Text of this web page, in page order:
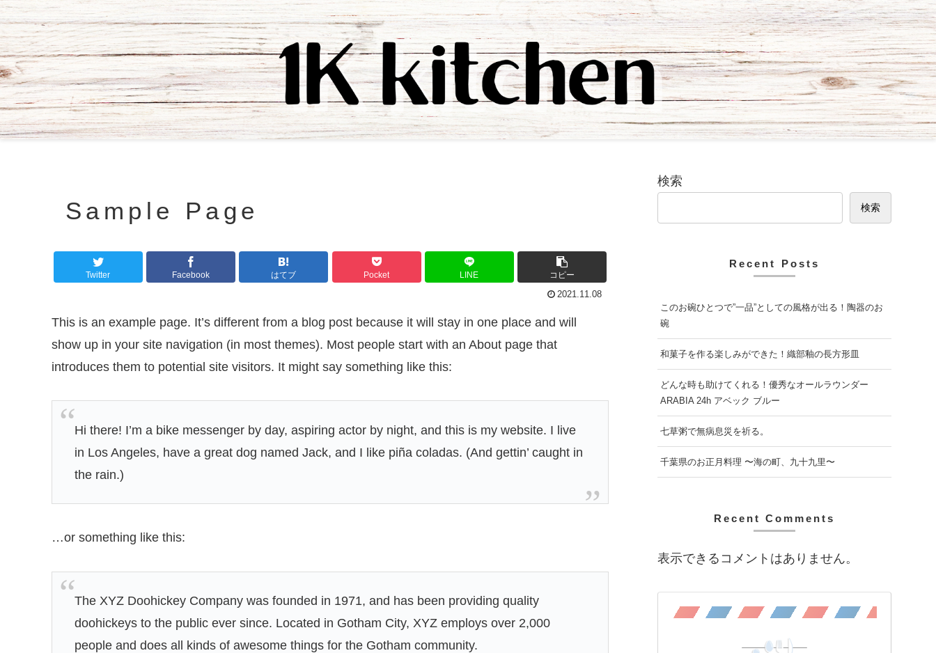
Sample Page
Twitter Facebook はてブ Pocket LINE コピー
2021.11.08
This is an example page. It’s different from a blog post because it will stay in one place and will
show up in your site navigation (in most themes). Most people start with an About page that
introduces them to potential site visitors. It might say something like this:
Hi there! I’m a bike messenger by day, aspiring actor by night, and this is my website. I live
in Los Angeles, have a great dog named Jack, and I like piña coladas. (And gettin’ caught in
the rain.)
…or something like this:
The XYZ Doohickey Company was founded in 1971, and has been providing quality
doohickeys to the public ever since. Located in Gotham City, XYZ employs over 2,000
people and does all kinds of awesome things for the Gotham community.
検索
検索
Recent Posts
このお碗ひとつで”一品”としての風格が出る！陶器のお
碗
和菓子を作る楽しみができた！織部釉の長方形皿
どんな時も助けてくれる！優秀なオールラウンダー
ARABIA 24h アベック ブルー
七草粥で無病息災を祈る。
千葉県のお正月料理 〜海の町、九十九里〜
Recent Comments
表示できるコメントはありません。